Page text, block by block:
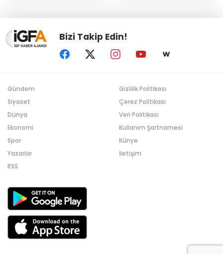
Bizi Takip Edin!
Gündem
Siyaset
Dünya
Ekonomi
Spor
Yazarlar
RSS
Gizlilik Politikası
Çerez Politikası
Veri Politikası
Kullanım Şartnamesi
Künye
İletişim